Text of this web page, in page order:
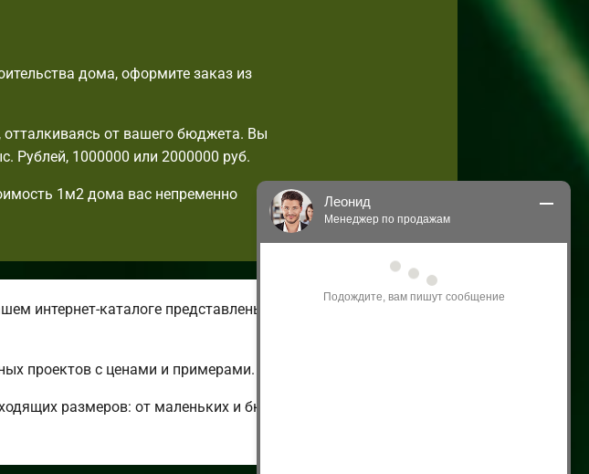
дома, оформите заказ из
от вашего бюджета. Вы
Рублей, 1000000 или 2000000 руб.
1м2 дома вас непременно
интернет-каталоге представлены летние и зимние
проектов с ценами и примерами.
размеров: от маленьких и бюджетных до огромных
Леонид
Менеджер по продажам
Здравствуйте! Я могу
проконсультировать Вас по нашим
акциям и проектам.